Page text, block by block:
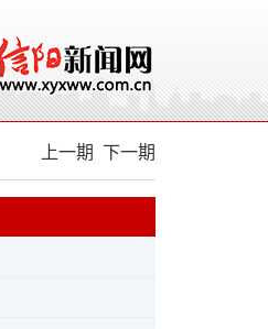
上一期 下一期